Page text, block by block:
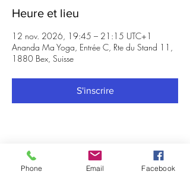
Heure et lieu
12 nov. 2026, 19:45 – 21:15 UTC+1
Ananda Ma Yoga, Entrée C, Rte du Stand 11,
1880 Bex, Suisse
S'inscrire
Partager cet événement
Phone Email Facebook